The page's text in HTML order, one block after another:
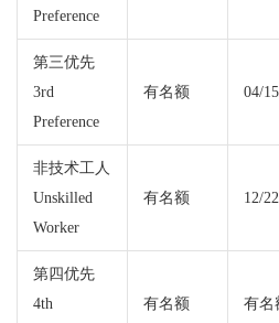
Preference
第三优先
3rd
Preference
有名额 04/
非技术工人
Unskilled
Worker
有名额 12/
第四优先
4th
有名额 有名